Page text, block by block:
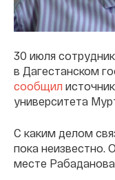
30 июля
в Дагестанском
сообщил
университета
С каким делом
пока неизвестно.
месте Рабаданова.